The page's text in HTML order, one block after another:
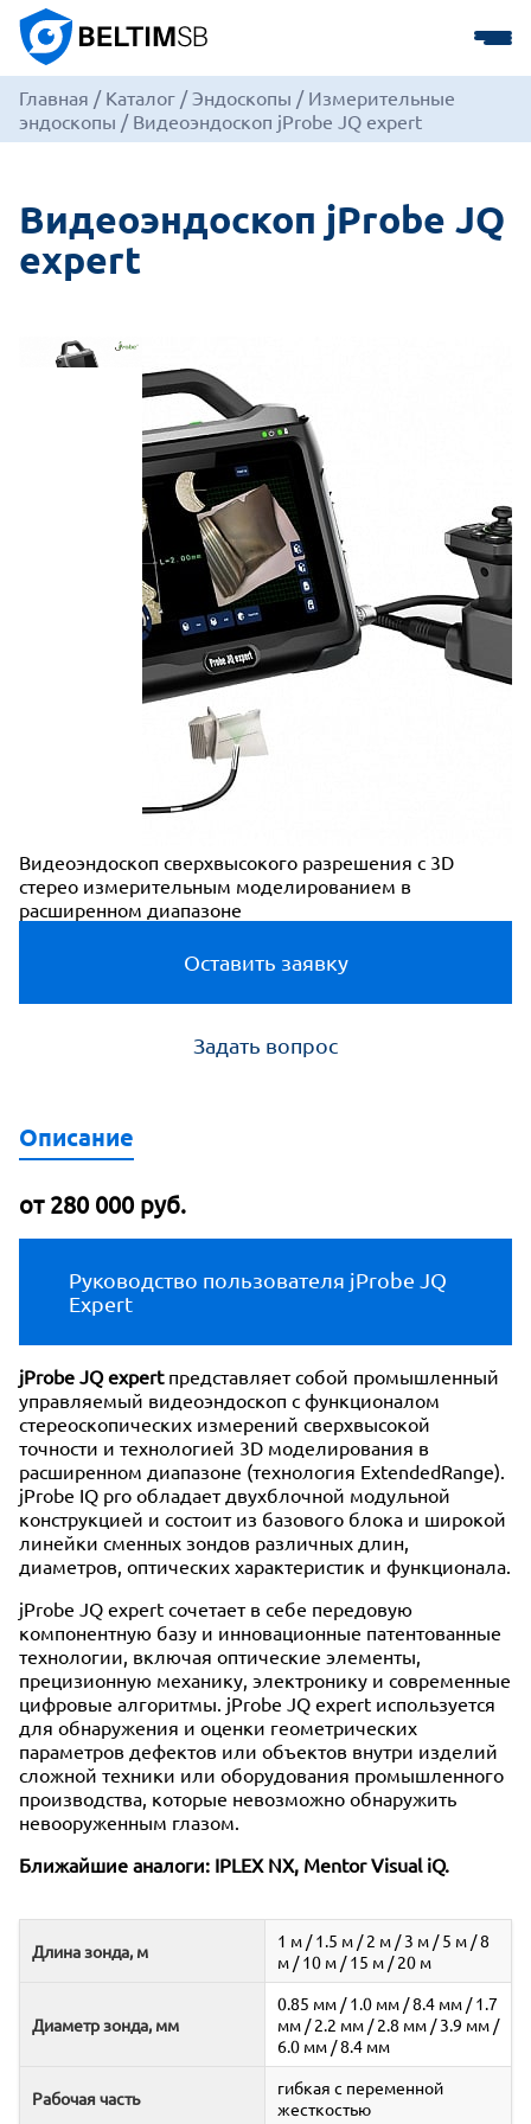
Главная / Каталог /Эндоскопы / Измерительные
эндоскопы / Видеоэндоскоп jProbe JQ expert
Видеоэндоскоп jProbe JQ
expert
Видеоэндоскоп сверхвысокого разрешения с 3D
стерео измерительным моделированием в
расширенном диапазоне
Оставить заявку
Задать вопрос
Описание
от 280 000 руб.
Руководство пользователя jProbe JQ
Expert
jProbe JQ expertпредставляет собой промышленный
управляемый видеоэндоскоп с функционалом
стереоскопических измерений сверхвысокой
точности и технологией 3D моделирования в
расширенном диапазоне (технология ExtendedRange).
jProbe IQ pro обладает двухблочной модульной
конструкцией и состоит из базового блока и широкой
линейки сменных зондов различных длин,
диаметров, оптических характеристик и функционала.
jProbe JQ expert сочетает в себе передовую
компонентную базу и инновационные патентованные
технологии, включая оптические элементы,
прецизионную механику, электронику и современные
цифровые алгоритмы. jProbe JQ expert используется
для обнаружения и оценки геометрических
параметров дефектов или объектов внутри изделий
сложной техники или оборудования промышленного
производства, которые невозможно обнаружить
невооруженным глазом.
Ближайшие аналоги: IPLEX NX, Mentor Visual iQ.
Длина зонда, м
1 м / 1.5 м / 2 м / 3 м / 5 м / 8
м / 10 м / 15 м / 20 м
Диаметр зонда, мм
0.85 мм / 1.0 мм / 8.4 мм / 1.7
мм / 2.2 мм / 2.8 мм / 3.9 мм /
6.0 мм / 8.4 мм
Рабочая часть
гибкая с переменной
жесткостью